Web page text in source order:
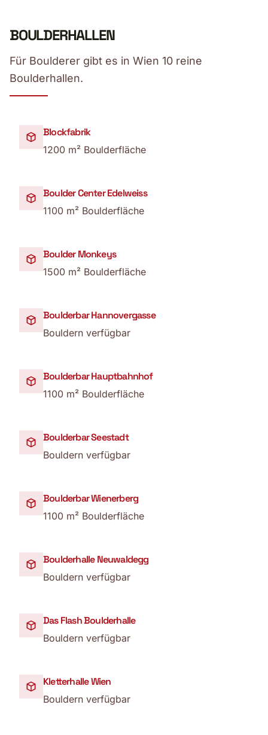
BOULDERHALLEN
Für Boulderer gibt es in Wien 10 reine
Boulderhallen.
Blockfabrik
1200 m² Boulderfläche
Boulder Center Edelweiss
1100 m² Boulderfläche
Boulder Monkeys
1500 m² Boulderfläche
Boulderbar Hannovergasse
Bouldern verfügbar
Boulderbar Hauptbahnhof
1100 m² Boulderfläche
Boulderbar Seestadt
Bouldern verfügbar
Boulderbar Wienerberg
1100 m² Boulderfläche
Boulderhalle Neuwaldegg
Bouldern verfügbar
Das Flash Boulderhalle
Bouldern verfügbar
Kletterhalle Wien
Bouldern verfügbar